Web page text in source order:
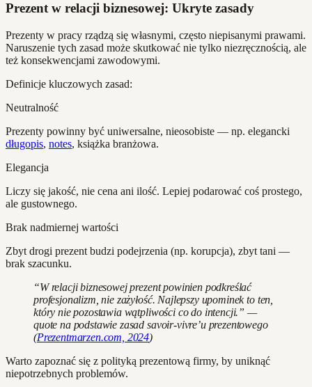
Prezent w relacji biznesowej: Ukryte zasady
Prezenty w pracy rządzą się własnymi, często niepisanymi prawami.
Naruszenie tych zasad może skutkować nie tylko niezręcznością, ale
też konsekwencjami zawodowymi.
Definicje kluczowych zasad:
Neutralność
Prezenty powinny być uniwersalne, nieosobiste — np. elegancki
długopis, notes, książka branżowa.
Elegancja
Liczy się jakość, nie cena ani ilość. Lepiej podarować coś prostego,
ale gustownego.
Brak nadmiernej wartości
Zbyt drogi prezent budzi podejrzenia (np. korupcja), zbyt tani —
brak szacunku.
“W relacji biznesowej prezent powinien podkreślać
profesjonalizm, nie zażyłość. Najlepszy upominek to ten,
który nie pozostawia wątpliwości co do intencji.” —
quote na podstawie zasad savoir-vivre’u prezentowego
(Prezentmarzen.com, 2024)
Warto zapoznać się z polityką prezentową firmy, by uniknąć
niepotrzebnych problemów.